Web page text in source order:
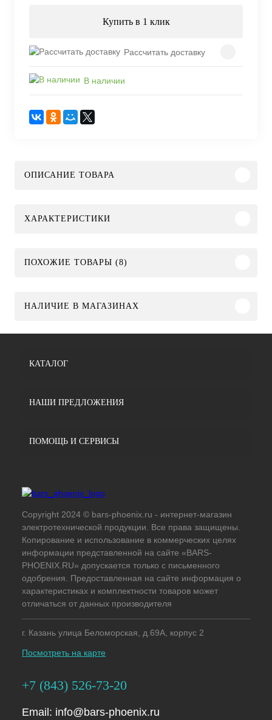
Купить в 1 клик
Рассчитать доставку
В наличии
ОПИСАНИЕ ТОВАРА
ХАРАКТЕРИСТИКИ
ПОХОЖИЕ ТОВАРЫ (8)
НАЛИЧИЕ В МАГАЗИНАХ
КАТАЛОГ
НАШИ ПРЕДЛОЖЕНИЯ
ПОМОЩЬ И СЕРВИСЫ
Copyright 2024 © bars-phoenix.ru - интернет-магазин
электротехнической продукции. Все права защищены.
Копирование и использование в коммерческих целях
информации представленной на сайте «BARS-
PHOENIX.RU» допускается только с письменного
одобрения. Предоставленная на сайте информация о
характеристиках и комплектности товаров может
отличаться от данных производителя
г. Казань улица Беломорская, д.69А, корпус 2
Посмотреть на карте
+7 (843) 526-73-20
Email: info@bars-phoenix.ru